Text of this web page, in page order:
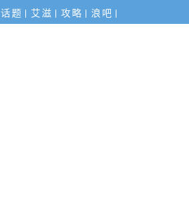
话题 艾滋 攻略 浪吧